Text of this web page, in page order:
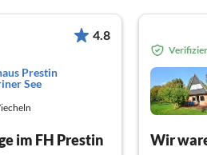
4.8
Prestin
See
im FH Prestin Wir